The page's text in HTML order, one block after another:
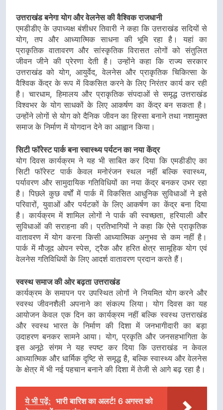
उत्तराखंड बनेगा योग और वेलनेस की वैश्विक राजधानी
एमडीडीए के उपाध्यक्ष बंशीधर तिवारी ने कहा कि उत्तराखंड सदियों से
योग, तप और आध्यात्मिक साधना की भूमि रहा है। यहां का
प्राकृतिक वातावरण और सांस्कृतिक विरासत लोगों को संतुलित
जीवन जीने की प्रेरणा देती है। उन्होंने कहा कि राज्य सरकार
उत्तराखंड को योग, आयुर्वेद, वेलनेस और प्राकृतिक चिकित्सा के
वैश्विक केंद्र के रूप में विकसित करने के लिए निरंतर कार्य कर रही
है। चारधाम, हिमालय और प्राकृतिक संपदाओं से समृद्ध उत्तराखंड
विश्वभर के योग साधकों के लिए आकर्षण का केंद्र बन सकता है।
उन्होंने लोगों से योग को दैनिक जीवन का हिस्सा बनाने तथा नशामुक्त
समाज के निर्माण में योगदान देने का आह्वान किया।
सिटी फॉरेस्ट पार्क बना स्वास्थ्य पर्यटन का नया केंद्र
योग दिवस कार्यक्रम ने यह भी साबित कर दिया कि एमडीडीए का
सिटी फॉरेस्ट पार्क केवल मनोरंजन स्थल नहीं बल्कि स्वास्थ्य,
पर्यावरण और सामुदायिक गतिविधियों का नया केंद्र बनकर उभर रहा
है। पिछले कुछ वर्षों में पार्क में विकसित आधुनिक सुविधाओं ने इसे
परिवारों, युवाओं और पर्यटकों के लिए आकर्षण का केंद्र बना दिया
है। कार्यक्रम में शामिल लोगों ने पार्क की स्वच्छता, हरियाली और
सुविधाओं की सराहना की। प्रतिभागियों ने कहा कि ऐसे प्राकृतिक
वातावरण में योग करना किसी आध्यात्मिक अनुभव से कम नहीं है।
पार्क में मौजूद ओपन स्पेस, ट्रैक और हरित क्षेत्र सामूहिक योग एवं
वेलनेस गतिविधियों के लिए आदर्श वातावरण प्रदान करते हैं।
स्वस्थ समाज की ओर बढ़ता उत्तराखंड
कार्यक्रम के समापन पर उपस्थित लोगों ने नियमित योग करने और
स्वस्थ जीवनशैली अपनाने का संकल्प लिया। योग दिवस का यह
आयोजन केवल एक दिन का कार्यक्रम नहीं बल्कि स्वस्थ उत्तराखंड
और स्वस्थ भारत के निर्माण की दिशा में जनभागीदारी का बड़ा
उदाहरण बनकर सामने आया। योग, प्रकृति और जनसहभागिता के
इस अनूठे संगम ने यह स्पष्ट कर दिया कि उत्तराखंड न केवल
आध्यात्मिक और धार्मिक दृष्टि से समृद्ध है, बल्कि स्वास्थ्य और वेलनेस
के क्षेत्र में भी नई पहचान बनाने की दिशा में तेजी से आगे बढ़ रहा है।
ये भी पढ़ें: भारी बारिश का अलर्ट! 6 अगस्त को